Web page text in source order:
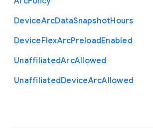
DeviceArcDataSnapshotHours
DeviceFlexArcPreloadEnabled
UnaffiliatedArcAllowed
UnaffiliatedDeviceArcAllowed